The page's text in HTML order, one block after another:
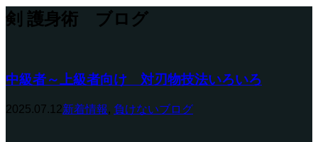
剣 護身術 ブログ
中級者～上級者向け 対刃物技法いろいろ
2025.07.12新着情報 , 負けないブログ